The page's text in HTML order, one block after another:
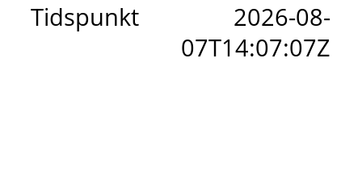
Tidspunkt
2026-08-
07T14:07:07Z